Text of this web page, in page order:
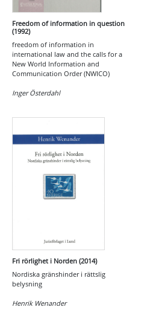
Freedom of information in question
(1992)
freedom of information in
international law and the calls for a
New World Information and
Communication Order (NWICO)
Inger Österdahl
Fri rörlighet i Norden (2014)
Nordiska gränshinder i rättslig
belysning
Henrik Wenander